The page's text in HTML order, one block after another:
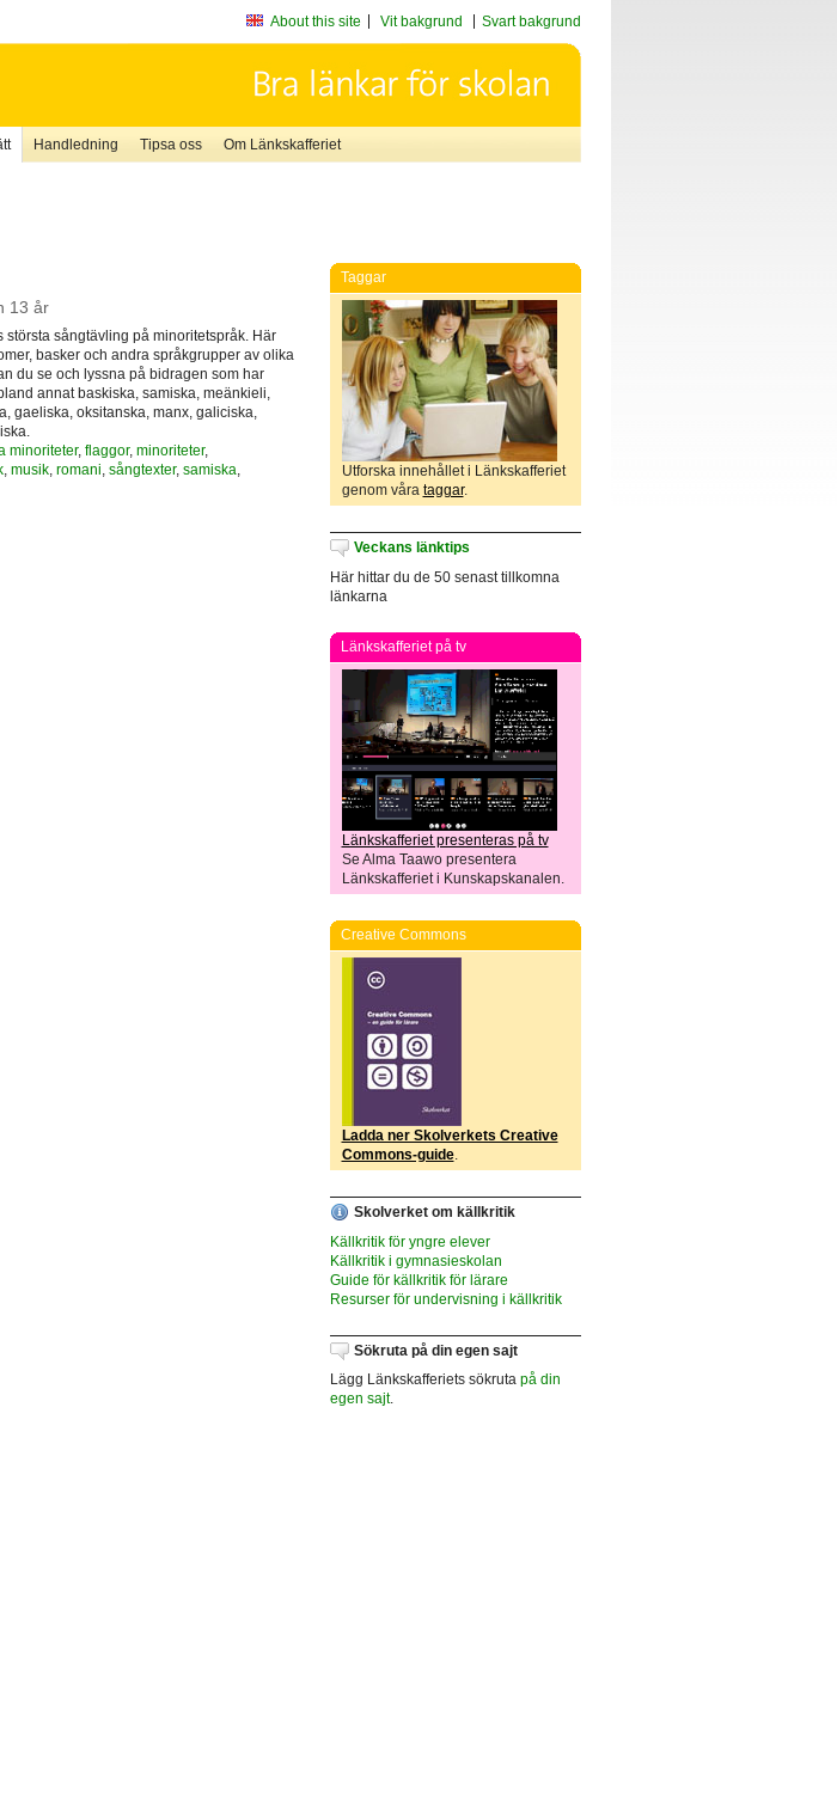
About this site Vit bakgrund Svart bakgrund
Handledning Tipsa oss Om Länkskafferiet
13 år
största sångtävling på minoritetspråk. Här
basker och andra språkgrupper av olika
du se och lyssna på bidragen som har
annat baskiska, samiska, meänkieli,
gaeliska, oksitanska, manx, galiciska,
minoriteter, flaggor, minoriteter,
, musik, romani sångtexter, samiska
Taggar
Utforska innehållet i Länkskafferiet
genom våra taggar.
Veckans länktips
Här hittar du de 50 senast tillkomna
länkarna
Länkskafferiet på tv
Länkskafferiet presenteras på tv
Se Alma Taawo presentera
Länkskafferiet i Kunskapskanalen.
Creative Commons
Ladda ner Skolverkets Creative
Commons-guide.
Skolverket om källkritik
Källkritik för yngre elever
Källkritik i gymnasieskolan
Guide för källkritik för lärare
Resurser för undervisning i källkritik
Sökruta på din egen sajt
Lägg Länkskafferiets sökruta på din
egen sajt.